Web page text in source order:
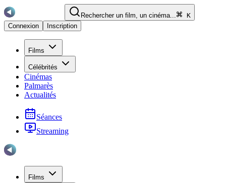
Rechercher un film, un cinéma...
K
Connexion
Inscription
Films
Célébrités
Cinémas
Palmarès
Actualités
Séances
Streaming
Films